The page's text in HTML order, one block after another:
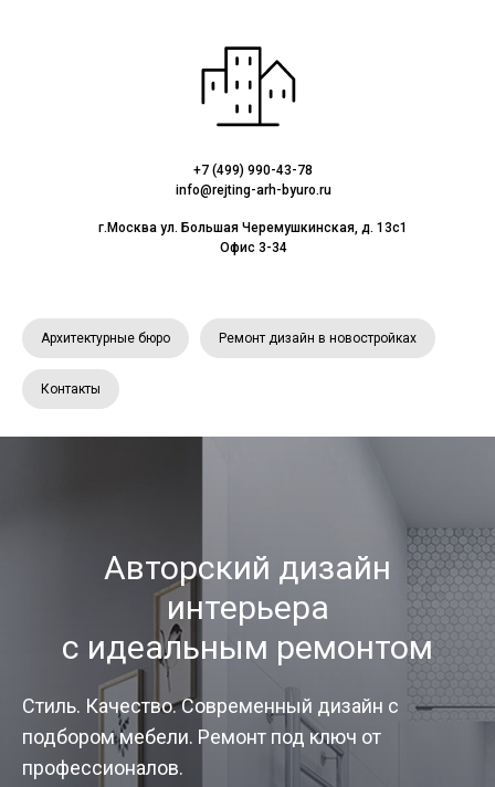
+7 (499) 990-43-78
info@rejting-arh-byuro.ru
г.Москва ул. Большая Черемушкинская, д. 13с1
Офис 3-34
Архитектурные бюро Ремонт дизайн в новостройках
Контакты
Авторский дизайн
интерьера
с идеальным ремонтом
Стиль. Качество. Современный дизайн с
подбором мебели. Ремонт под ключ от
профессионалов.